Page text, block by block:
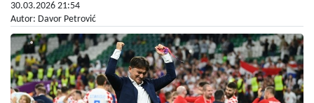
30.03.2026 21:54
Autor: Davor Petrović